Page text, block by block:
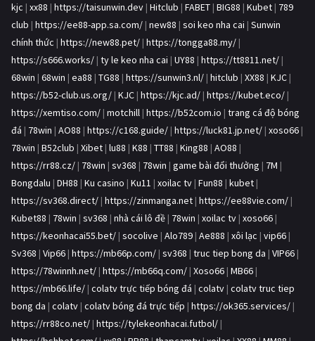
kjc | xx88 | https://taisunwin.dev | Hitclub | FABET | BIG88 | Kubet | 789
club | https://ee88-app.sa.com/ | new88 | soi keo nha cai | Sunwin
chính thức | https://new88.pet/ | https://tongga88.my/ |
https://s666.works/ | ty le keo nha cai | UY88 | https://tt8811.net/ |
68win | 68win | ea88 | TG88 | https://sunwin3.nl/ | hitclub | XX88 | KJC |
https://b52-club.us.org/ | KJC | https://kjc.ad/ | https://kubet.eco/ |
https://xemtiso.com/ | motchill | https://b52com.io | trang cá độ bóng
đá | 78win | AO88 | https://c168.guide/ | https://luck81.jp.net/ | xoso66 |
78win | B52club | Xibet | lu88 | K88 | TT88 | King88 | AO88 |
https://rr88.cz/ | 78win | sv368 | 78win | game bài đổi thưởng | 7M |
Bongdalu | DH88 | Ku casino | Ku11 | xoilac tv | Fun88 | kubet |
https://sv368.direct/ | https://zinmanga.net | https://ee88vie.com/ |
Kubet88 | 78win | sv368 | nhà cái lô đề | 78win | xoilac tv | xoso66 |
https://keonhacai55.bet/ | socolive | Alo789 | Ae888 | xôi lạc | vip66 |
Sv368 | Vip66 | https://mb66p.com/ | sv368 | truc tiep bong da | VIP66 |
https://78winnh.net/ | https://mb66q.com/ | Xoso66 | MB66 |
https://mb66.life/ | colatv trực tiếp bóng đá | colatv | colatv truc tiep
bong da | colatv | colatv bóng đá trực tiếp | https://ok365.services/ |
https://rr88co.net/ | https://tylekeonhacai.futbol/ |